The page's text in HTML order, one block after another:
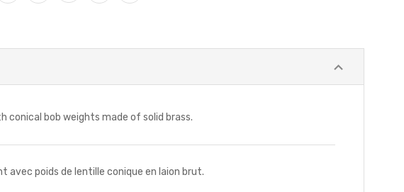
conical bob weights made of solid brass.
avec poids de lentille conique en laion brut.